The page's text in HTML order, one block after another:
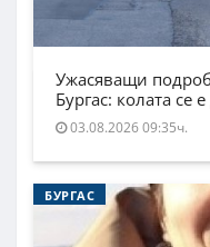
Ужасяващи
Бургас: колата се
03.08.2026 09:35ч.
БУРГАС